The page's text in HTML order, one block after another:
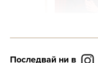
Последвай ни в